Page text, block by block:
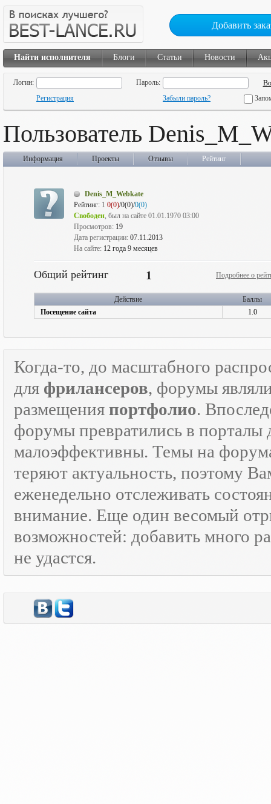
Добавить
Найти исполнителя Блоги Статьи Новости
Логин:
Пароль:
Регистрация
Забыли пароль?
Пользователь
Информация Проекты Отзывы Рейтинг
Denis_M_Webkate
Рейтинг: 1 0(0)/0(0)/0(0)
Свободен, был на сайте 01.01.1970 03:00
Просмотров: 19
Дата регистрации: 07.11.2013
На сайте: 12 года 9 месяцев
Общий рейтинг 1 Подробнее о
Действие
Баллы
Посещение сайта
1.0
Когда-то, до масштабного
для фрилансеров, форумы
размещения портфолио.
форумы превратились в
малоэффективны. Темы на
теряют актуальность, поэтому
еженедельно отслеживать
внимание. Еще один весомый
возможностей: добавить много
не удастся.